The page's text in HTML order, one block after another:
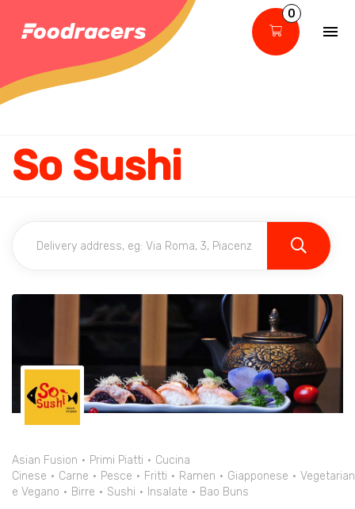
0
So Sushi
Asian Fusion Primi Piatti
Cucina
Cinese
Carne Pesce Fritti Ramen Giapponese
e Vegano
Birre Sushi Insalate Bao Buns